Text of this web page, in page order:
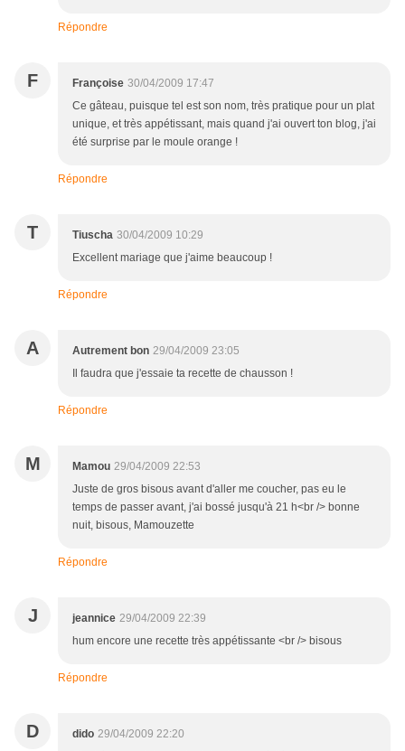
Répondre
F Françoise 30/04/2009 17:47
Ce gâteau, puisque tel est son nom, très pratique pour un plat
unique, et très appétissant, mais quand j'ai ouvert ton blog, j'ai
été surprise par le moule orange !
Répondre
T Tiuscha 30/04/2009 10:29
Excellent mariage que j'aime beaucoup !
Répondre
A Autrement bon 29/04/2009 23:05
Il faudra que j'essaie ta recette de chausson !
Répondre
M Mamou 29/04/2009 22:53
Juste de gros bisous avant d'aller me coucher, pas eu le
temps de passer avant, j'ai bossé jusqu'à 21 h<br /> bonne
nuit, bisous, Mamouzette
Répondre
J jeannice 29/04/2009 22:39
hum encore une recette très appétissante <br /> bisous
Répondre
D dido 29/04/2009 22:20